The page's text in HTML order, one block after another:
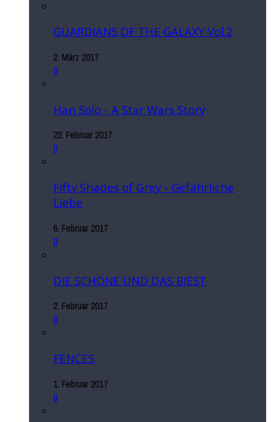
GUARDIANS OF THE GALAXY Vol.2
2. März 2017
0
Han Solo - A Star Wars Story
22. Februar 2017
0
Fifty Shades of Grey - Gefährliche
Liebe
6. Februar 2017
0
DIE SCHÖNE UND DAS BIEST
2. Februar 2017
0
FENCES
1. Februar 2017
0